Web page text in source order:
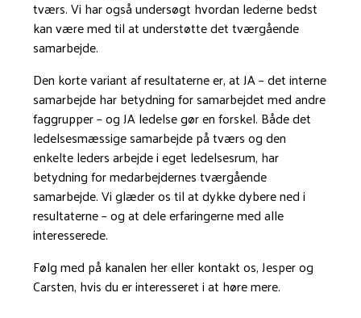
tværs. Vi har også undersøgt hvordan lederne bedst
kan være med til at understøtte det tværgående
samarbejde.
Den korte variant af resultaterne er, at JA – det interne
samarbejde har betydning for samarbejdet med andre
faggrupper – og JA ledelse gør en forskel. Både det
ledelsesmæssige samarbejde på tværs og den
enkelte leders arbejde i eget ledelsesrum, har
betydning for medarbejdernes tværgående
samarbejde. Vi glæder os til at dykke dybere ned i
resultaterne – og at dele erfaringerne med alle
interesserede.
Følg med på kanalen her eller kontakt os, Jesper og
Carsten, hvis du er interesseret i at høre mere.